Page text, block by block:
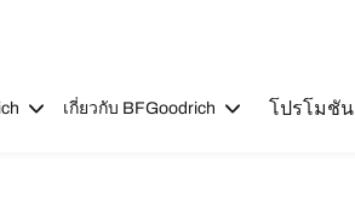
เกี่ยวกับ BFGoodrich โปรโมชัน